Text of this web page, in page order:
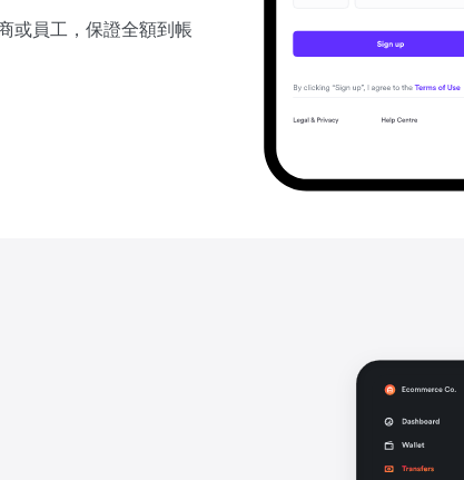
或員工，保證全額到帳